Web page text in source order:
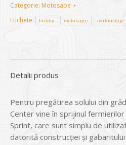
Categorie: Motosape
Etichete:
hobby motosape motoutilaje
Detalii produs
Pentru pregătirea solului din
Center vine în sprijinul
Sprint, care sunt simplu de
datorită construcţiei şi